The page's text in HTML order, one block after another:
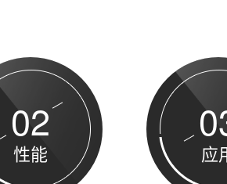
02
性能 应